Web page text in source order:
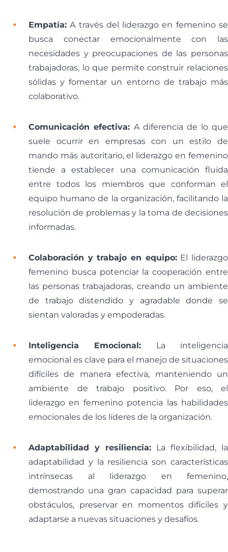
Empatía: A través del liderazgo en femenino se
busca conectar emocionalmente con las
necesidades y preocupaciones de las personas
trabajadoras, lo que permite construir relaciones
sólidas y fomentar un entorno de trabajo más
colaborativo.
Comunicación efectiva: A diferencia de lo que
suele ocurrir en empresas con un estilo de
mando más autoritario, el liderazgo en femenino
tiende a establecer una comunicación fluida
entre todos los miembros que conforman el
equipo humano de la organización, facilitando la
resolución de problemas y la toma de decisiones
informadas.
Colaboración y trabajo en equipo:El liderazgo
femenino busca potenciar la cooperación entre
las personas trabajadoras, creando un ambiente
de trabajo distendido y agradable donde se
sientan valoradas y empoderadas.
Inteligencia Emocional: La inteligencia
emocional es clave para el manejo de situaciones
difíciles de manera efectiva, manteniendo un
ambiente de trabajo positivo. Por eso, el
liderazgo en femenino potencia las habilidades
emocionales de los líderes de la organización.
Adaptabilidad y resiliencia: La flexibilidad, la
adaptabilidad y la resiliencia son características
intrínsecas al liderazgo en femenino,
demostrando una gran capacidad para superar
obstáculos, preservar en momentos difíciles y
adaptarse a nuevas situaciones y desafíos.